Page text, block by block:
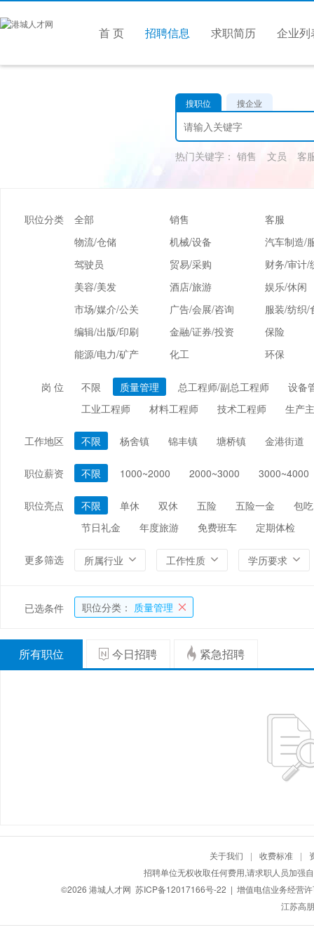
首 页 招聘信息 求职简历 企业列
搜职位 搜企业
热门关键字： 销售 文员 客
职位分类 全部 销售
客服
物流/仓储
机械/设备
汽车制造/
驾驶员
贸易/采购
财务/审计/
美容/美发
酒店/旅游
娱乐/休闲
市场/媒介/公关
广告/会展/咨询
服装/纺织/
编辑/出版/印刷
金融/证券/投资
保险
能源/电力/矿产
化工 环保
岗 位 不限 质量管理 总工程师/副总工程师
设备
工业工程师
材料工程师 技术工程师 生产
工作地区 不限 杨舍镇 锦丰镇 塘桥镇 金港街道
职位薪资 不限 1000~2000 2000~3000 3000~4000
职位亮点 不限 单休 双休 五险 五险一金
包吃
节日礼金
年度旅游 免费班车 定期体检
更多筛选 所属行业 工作性质 学历要求
已选条件 职位分类： 质量管理
所有职位 今日招聘 紧急招聘
关于我们 | 收费标准 |
招聘单位无权收取任何费用,请求职人员加强
©2026 港城人才网 苏ICP备12017166号-22 | 增值电信业务经营
江苏高